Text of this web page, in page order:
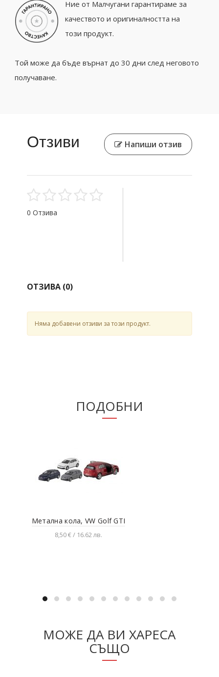
Ние от Малчугани гарантираме за
качеството и оригиналността на
този продукт.
Той може да бъде върнат до 30 дни след неговото
получаване.
Отзиви Напиши отзив
0 Отзива
ОТЗИВА (0)
Няма добавени отзиви за този продукт.
ПОДОБНИ
Метална кола, VW Golf GTI
8,50 € / 16.62 лв.
МОЖЕ ДА ВИ ХАРЕСА
СЪЩО